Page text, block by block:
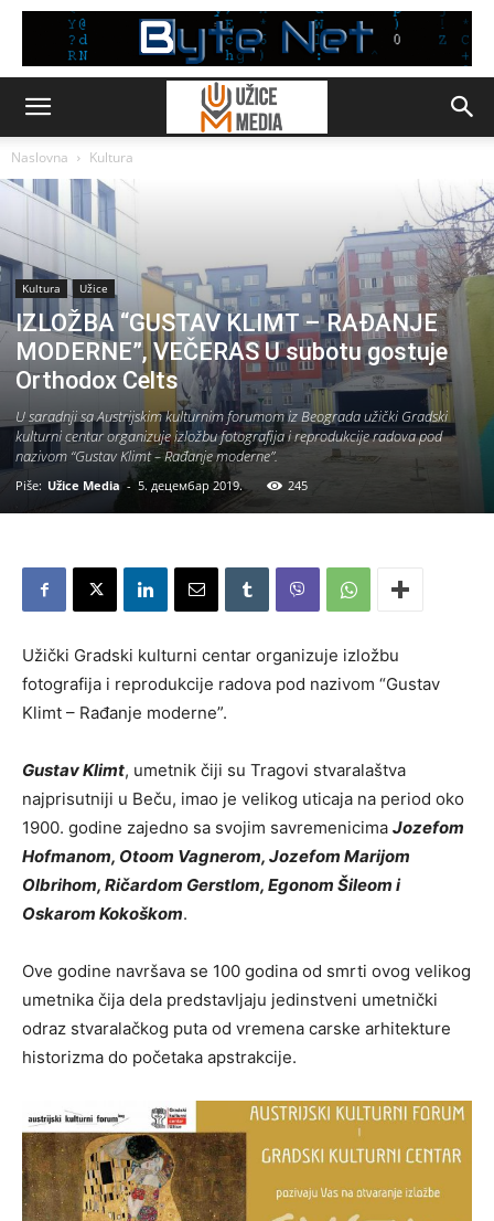
Naslovna Kultura
Kultura Užice
IZLOŽBA “GUSTAV KLIMT – RAĐANJE
MODERNE”, VEČERAS U subotu gostuje
Orthodox Celts
U saradnji sa Austrijskim kulturnim forumom iz Beograda užički Gradski
kulturni centar organizuje izložbu fotografija i reprodukcije radova pod
nazivom “Gustav Klimt – Rađanje moderne”.
Piše: Užice Media - 5. децембар 2019. 245
Užički Gradski kulturni centar organizuje izložbu
fotografija i reprodukcije radova pod nazivom “Gustav
Klimt – Rađanje moderne”.
Gustav Klimt, umetnik čiji su Tragovi stvaralaštva
najprisutniji u Beču, imao je velikog uticaja na period oko
1900. godine zajedno sa svojim savremenicima Jozefom
Hofmanom, Otoom Vagnerom, Jozefom Marijom
Olbrihom, Ričardom Gerstlom, Egonom Šileom i
Oskarom Kokoškom.
Ove godine navršava se 100 godina od smrti ovog velikog
umetnika čija dela predstavljaju jedinstveni umetnički
odraz stvaralačkog puta od vremena carske arhitekture
historizma do početaka apstrakcije.